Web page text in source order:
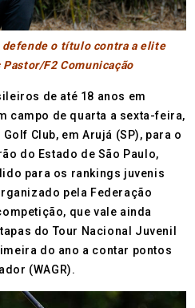
defende o título contra a elite
F2 Comunicação
de até 18 anos em
campo de quarta a sexta-feira,
Club, em Arujá (SP), para o
do Estado de São Paulo,
para os rankings juvenis
pela Federação
que vale ainda
do Tour Nacional Juvenil
do ano a contar pontos
(WAGR).